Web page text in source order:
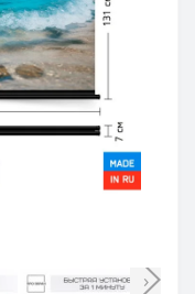
›